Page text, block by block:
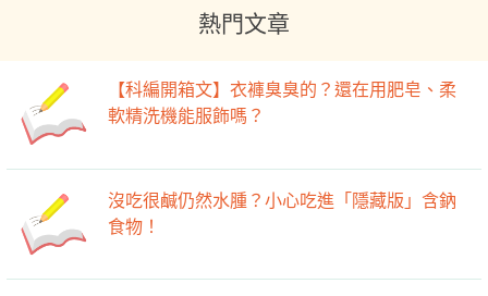
熱門文章
【科編開箱文】衣褲臭臭的？還在用肥皂、柔
軟精洗機能服飾嗎？
沒吃很鹹仍然水腫？小心吃進「隱藏版」含鈉
食物！